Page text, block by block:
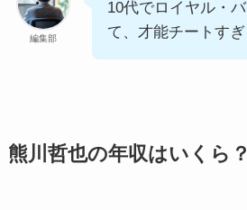
編集部
10代でロイヤル・
て、才能チートす
熊川哲也の年収はいくら？